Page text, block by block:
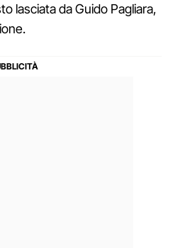
lasciata da Guido Pagliara,